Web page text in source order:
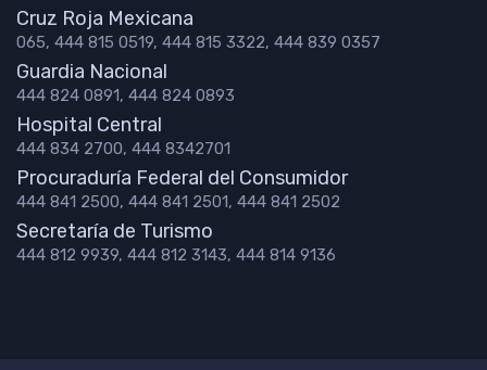
Cruz Roja Mexicana
065, 444 815 0519, 444 815 3322, 444 839 0357
Guardia Nacional
444 824 0891, 444 824 0893
Hospital Central
444 834 2700, 444 8342701
Procuraduría Federal del Consumidor
444 841 2500, 444 841 2501, 444 841 2502
Secretaría de Turismo
444 812 9939, 444 812 3143, 444 814 9136